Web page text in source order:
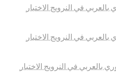
بالعربي في النرويج الاختبار
بالعربي في النرويج الاختبار
بالعربي في النرويج الاختبار